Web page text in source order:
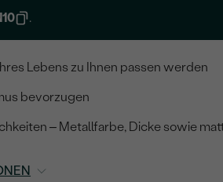
.
Lebens zu Ihnen passen werden
bevorzugen
– Metallfarbe, Dicke sowie